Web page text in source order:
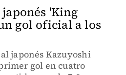
'King
gol oficial a los
japonés Kazuyoshi
gol en cuatro